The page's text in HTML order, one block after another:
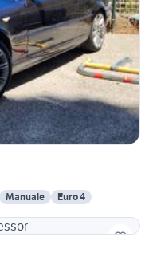
Manuale
Euro 4